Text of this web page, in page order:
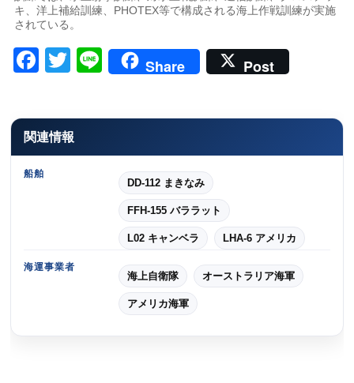
キ、洋上補給訓練、PHOTEX等で構成される海上作戦訓練が実施
されている。
Facebook
Twitter
LineShare Post
関連情報
船舶
DD-112 まきなみ
FFH-155 バララット
L02 キャンベラ LHA-6 アメリカ
海運事業者
海上自衛隊 オーストラリア海軍
アメリカ海軍